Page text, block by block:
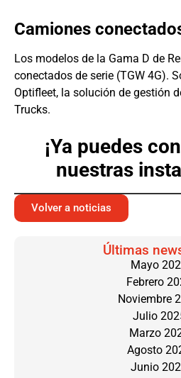
Camiones
Los modelos de la Gama D de
conectados de serie (TGW 4G).
Optifleet, la solución de gestión
Trucks.
¡Ya puedes
nuestras
Volver a noticias
Últimas
Mayo
Febrero
Noviembre
Julio
Marzo
Agosto
Junio